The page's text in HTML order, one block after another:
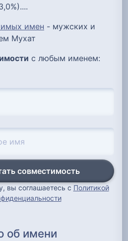
имен - мужских и
Мухат
с любым именем:
совместимость
вы соглашаетесь с Политикой
об имени